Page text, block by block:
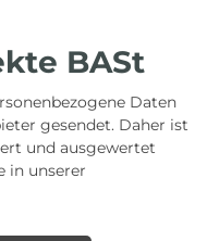
BASt
Daten
gesendet. Daher ist
und ausgewertet
in unserer